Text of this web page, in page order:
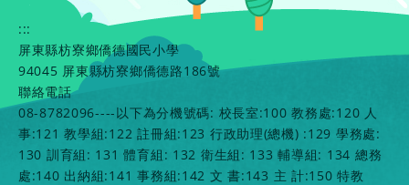
:::
屏東縣枋寮鄉僑德國民小學
94045 屏東縣枋寮鄉僑德路186號
聯絡電話
08-8782096----以下為分機號碼: 校長室:100 教務處:120 人
事:121 教學組:122 註冊組:123 行政助理(總機) :129 學務處:
130 訓育組: 131 體育組: 132 衛生組: 133 輔導組: 134 總務
處:140 出納組:141 事務組:142 文 書:143 主 計:150 特教